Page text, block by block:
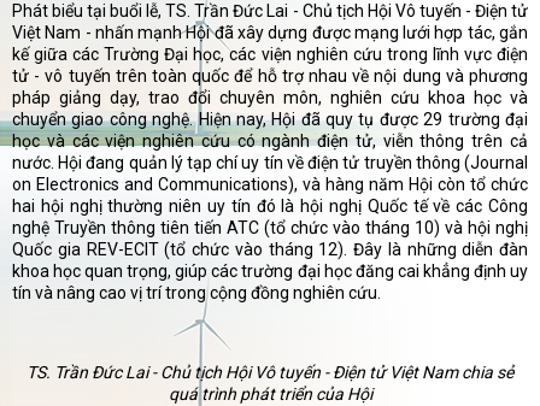
Phát biểu tại buổi lễ, TS. Trần Đức Lai - Chủ tịch Hội Vô tuyến - Điện tử
Việt Nam - nhấn mạnh Hội đã xây dựng được mạng lưới hợp tác, gắn
kế giữa các Trường Đại học, các viện nghiên cứu trong lĩnh vực điện
tử - vô tuyến trên toàn quốc để hỗ trợ nhau về nội dung và phương
pháp giảng dạy, trao đổi chuyên môn, nghiên cứu khoa học và
chuyển giao công nghệ. Hiện nay, Hội đã quy tụ được 29 trường đại
học và các viện nghiên cứu có ngành điện tử, viễn thông trên cả
nước. Hội đang quản lý tạp chí uy tín về điện tử truyền thông (Journal
on Electronics and Communications), và hàng năm Hội còn tổ chức
hai hội nghị thường niên uy tín đó là hội nghị Quốc tế về các Công
nghệ Truyền thông tiên tiến ATC (tổ chức vào tháng 10) và hội nghị
Quốc gia REV-ECIT (tổ chức vào tháng 12). Đây là những diễn đàn
khoa học quan trọng, giúp các trường đại học đăng cai khẳng định uy
tín và nâng cao vị trí trong cộng đồng nghiên cứu.
TS. Trần Đức Lai - Chủ tịch Hội Vô tuyến - Điện tử Việt Nam chia sẻ
quá trình phát triển của Hội